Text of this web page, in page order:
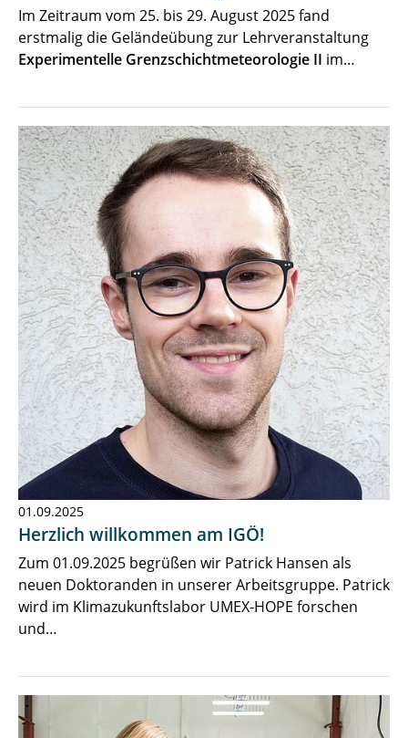
Im Zeitraum vom 25. bis 29. August 2025 fand
erstmalig die Geländeübung zur Lehrveranstaltung
Experimentelle Grenzschichtmeteorologie II im…
01.09.2025
Herzlich willkommen am IGÖ!
Zum 01.09.2025 begrüßen wir Patrick Hansen als
neuen Doktoranden in unserer Arbeitsgruppe. Patrick
wird im Klimazukunftslabor UMEX-HOPE forschen
und…